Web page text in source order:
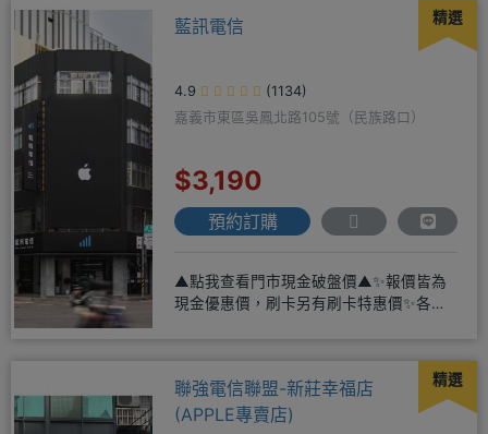
精選
藍訊電信
4.9
(1134)
嘉義市東區吳鳳北路105號（民族路口）
$3,190
預約訂購
▲點我查看門市現金破盤價▲✨報價皆為
現金優惠價，刷卡另有刷卡特惠價✨各大
精選
聯強電信聯盟-新莊幸福店
(APPLE專賣店)